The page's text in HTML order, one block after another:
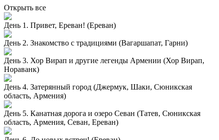
Открыть все
День 1. Привет, Ереван! (Ереван)
День 2. Знакомство с традициями (Вагаршапат, Гарни)
День 3. Хор Вирап и другие легенды Армении (Хор Вирап,
Нораванк)
День 4. Затерянный город (Джермук, Шаки, Сюникская
область, Армения)
День 5. Канатная дорога и озеро Севан (Татев, Сюникская
область, Армения, Севан, Ереван)